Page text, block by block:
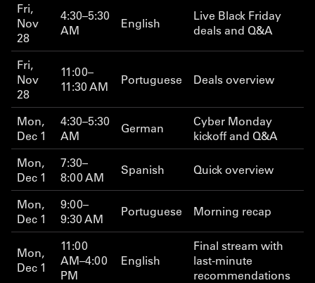
Fri,
Nov
28
4:30–5:30
AM
English
Live Black Friday
deals and Q&A
Fri,
Nov
28
11:00–
11:30 AM
Portuguese Deals overview
Mon,
Dec 1
4:30–5:30
AM
German
Cyber Monday
kickoff and Q&A
Mon,
Dec 1
7:30–
8:00 AM
Spanish Quick overview
Mon,
Dec 1
9:00–
9:30 AM
Portuguese Morning recap
Mon,
Dec 1
11:00
AM–4:00
PM
English
Final stream with
last-minute
recommendations